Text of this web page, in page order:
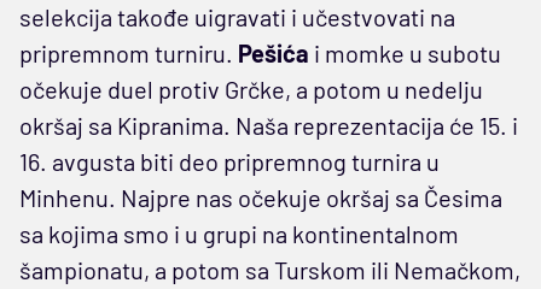
selekcija takođe uigravati i učestvovati na
pripremnom turniru. Pešića i momke u subotu
očekuje duel protiv Grčke, a potom u nedelju
okršaj sa Kipranima. Naša reprezentacija će 15. i
16. avgusta biti deo pripremnog turnira u
Minhenu. Najpre nas očekuje okršaj sa Česima
sa kojima smo i u grupi na kontinentalnom
šampionatu, a potom sa Turskom ili Nemačkom,